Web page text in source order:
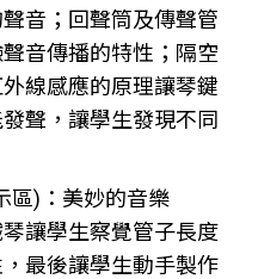
音；回聲筒及傳聲管
音傳播的特性；隔空
線感應的原理讓琴鍵
聲，讓學生發現不同
區)：美妙的音樂
讓學生察覺管子長度
最後讓學生動手製作